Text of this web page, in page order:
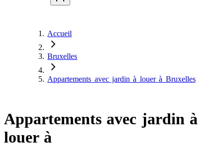
Accueil
Bruxelles
Appartements avec jardin à louer à Bruxelles
Appartements avec jardin à
louer à